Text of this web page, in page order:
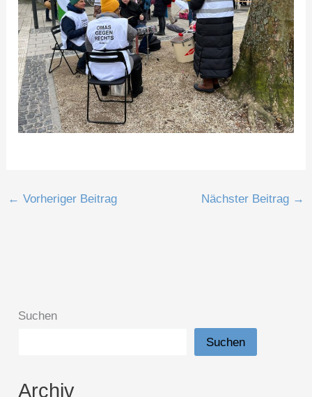
← Vorheriger Beitrag Nächster Beitrag →
Suchen
Suchen
Archiv